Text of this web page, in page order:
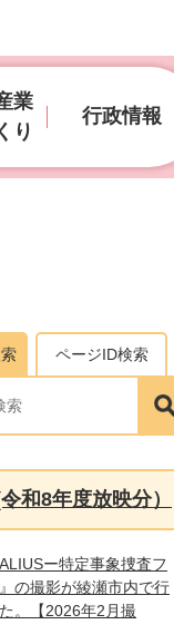
業
り
行政情報
ページID検索
和8年度放映分）
ー特定事象捜査フ
の撮影が綾瀬市内で行
。【2026年2月撮